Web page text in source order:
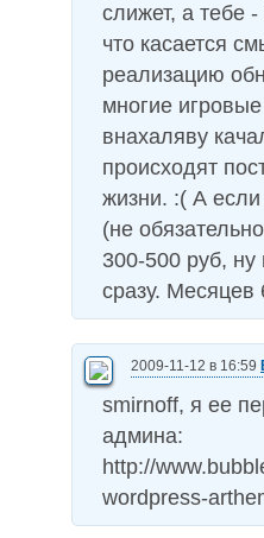
слижет, а тебе
что касается
реализацию
многие
внахаляву
происходят
жизни. :( А
(не
300-500 руб, ну
сразу. Месяцев
2009-11-12 в 16:59
smirnoff, я ее
админа:
http://
wordpress-